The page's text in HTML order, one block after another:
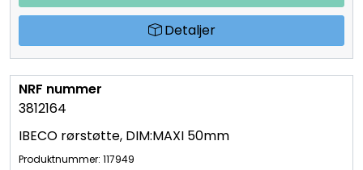
Logg inn for å kjøpe
Detaljer
3812164
IBECO rørstøtte, DIM:MAXI 50mm